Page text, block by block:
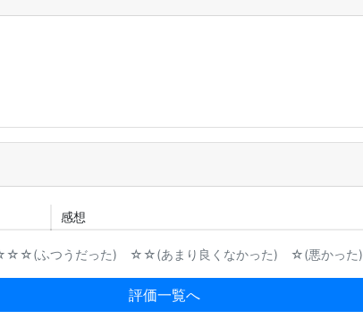
感想
ふつうだった) ☆☆(あまり良くなかった) ☆(悪かった)
評価一覧へ